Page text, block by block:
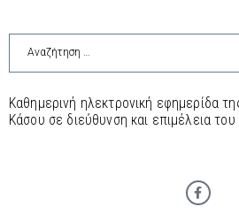
Καθημερινή ηλεκτρονική εφημερίδα
Κάσου σε διεύθυνση και επιμέλεια